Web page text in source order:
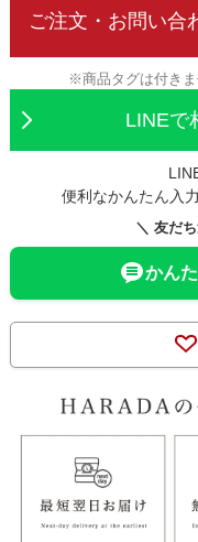
ご注文・お問い合
※商品タグは付きま
LINEで
便利なかんたん入
＼ 友だ
かん